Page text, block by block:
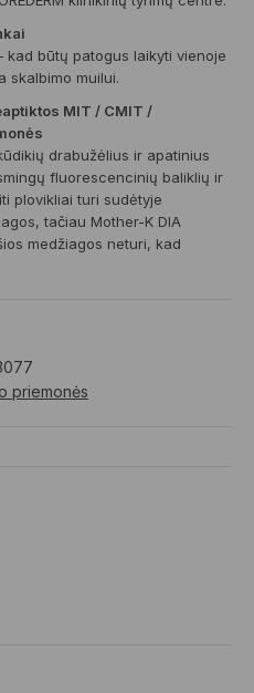
kad būtų patogus laikyti vienoje
skalbimo muilui.
MIT / CMIT /
drabužėlius ir apatinius
fluorescencinių baliklių ir
plovikliai turi sudėtyje
tačiau Mother-K DIA
medžiagos neturi, kad
priemonės